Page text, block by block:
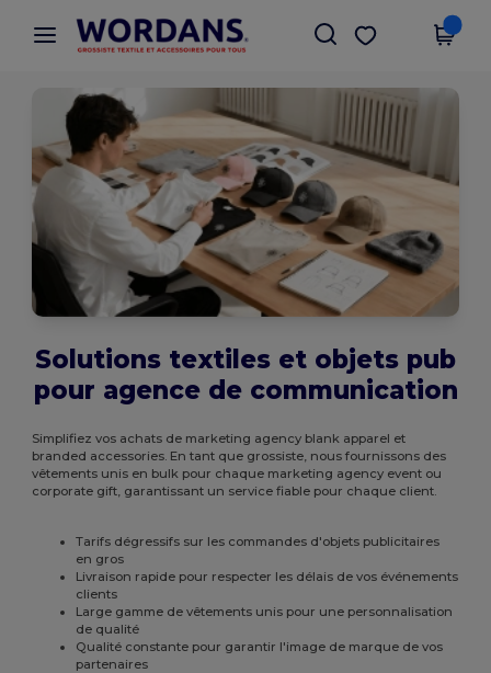
× Appli Wordans
Meilleurs prix sur l’app !
Obtenir l'appli
Solutions textiles et objets pub
pour agence de communication
Simplifiez vos achats de marketing agency blank apparel et
branded accessories. En tant que grossiste, nous fournissons des
vêtements unis en bulk pour chaque marketing agency event ou
corporate gift, garantissant un service fiable pour chaque client.
Tarifs dégressifs sur les commandes d'objets publicitaires
en gros
Livraison rapide pour respecter les délais de vos événements
clients
Large gamme de vêtements unis pour une personnalisation
de qualité
Qualité constante pour garantir l'image de marque de vos
partenaires